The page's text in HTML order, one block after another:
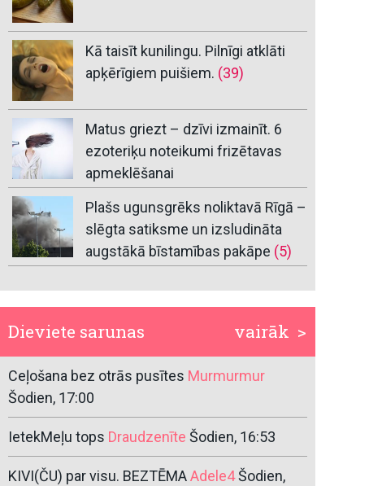
Kā taisīt kunilingu. Pilnīgi atklāti
apķērīgiem puišiem. (39)
Matus griezt – dzīvi izmainīt. 6
ezoteriķu noteikumi frizētavas
apmeklēšanai
Plašs ugunsgrēks noliktavā Rīgā –
slēgta satiksme un izsludināta
augstākā bīstamības pakāpe (5)
vairāk >
Dieviete sarunas
Ceļošana bez otrās pusītes Murmurmur
Šodien, 17:00
IetekMeļu tops Draudzenīte Šodien, 16:53
KIVI(ČU) par visu. BEZTĒMAAdele4Šodien,